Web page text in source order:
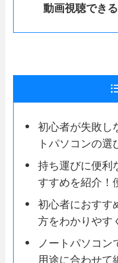
動画視聴でき
初心者が失敗し
トパソコンの選
持ち運びに便利
すすめを紹介！
初心者におすす
方をわかりやす
ノートパソコン
用途に合わせて